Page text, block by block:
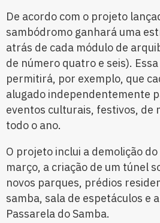
De acordo com o projeto
sambódromo ganhará uma
atrás de cada módulo de
de número quatro e seis).
permitirá, por exemplo, que
alugado independentemente
eventos culturais, festivos, de
todo o ano.
O projeto inclui a demolição
março, a criação de um túnel
novos parques, prédios
samba, sala de espetáculos e
Passarela do Samba.